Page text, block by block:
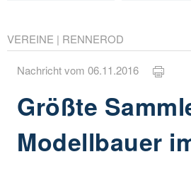
VEREINE | RENNEROD
Nachricht vom 06.11.2016
Größte
Modellbauer